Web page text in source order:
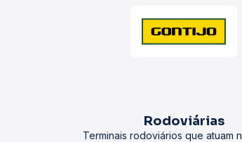
Rodoviárias
Terminais rodoviários que atuam